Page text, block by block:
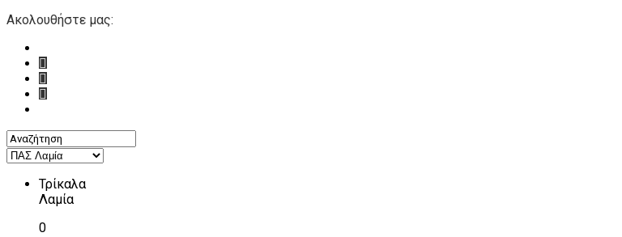
Ακολουθήστε μας:
Τρίκαλα
Λαμία
0